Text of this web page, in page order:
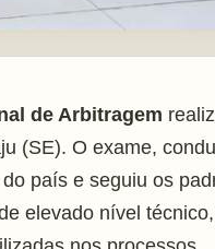
de Arbitragem
(SE). O exame,
país e seguiu os
elevado nível técnico,